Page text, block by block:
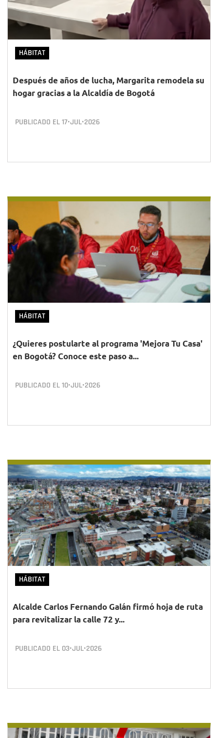
HÁBITAT
Después de años de lucha, Margarita remodela su
hogar gracias a la Alcaldía de Bogotá
PUBLICADO EL17•JUL•2026
HÁBITAT
¿Quieres postularte al programa 'Mejora Tu Casa'
en Bogotá? Conoce este paso a...
PUBLICADO EL10•JUL•2026
HÁBITAT
Alcalde Carlos Fernando Galán firmó hoja de ruta
para revitalizar la calle 72 y...
PUBLICADO EL 03•JUL•2026